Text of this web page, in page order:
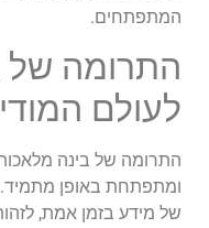
המתפתחים.
התרומה של
לעולם
התרומה של בינה
ומתפתחת באופן מתמיד.
של מידע בזמן אמת,